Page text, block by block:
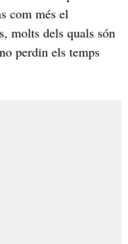
com més el
molts dels quals són
perdin els temps